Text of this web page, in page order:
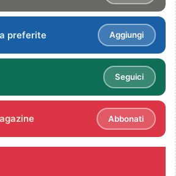
preferite Aggiungi
Seguici
Abbonati